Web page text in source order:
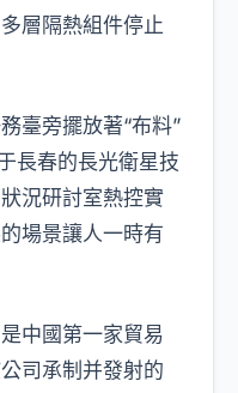
層隔熱組件停止
臺旁擺放著“布料”
長春的長光衛星技
況研討室熱控實
場景讓人一時有
中國第一家貿易
司承制并發射的